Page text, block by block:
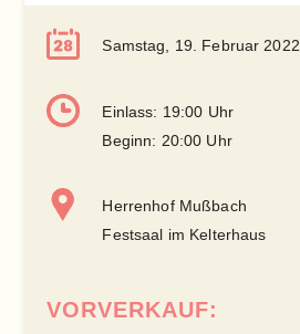
Samstag, 19. Februar 2022
Einlass: 19:00 Uhr
Beginn: 20:00 Uhr
Herrenhof Mußbach
Festsaal im Kelterhaus
VORVERKAUF: